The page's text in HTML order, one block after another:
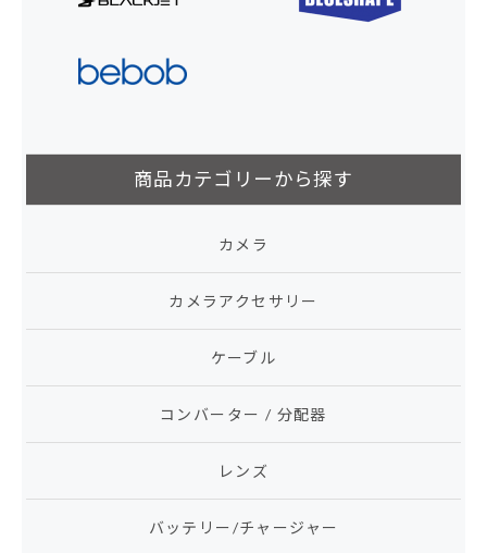
商品カテゴリーから探す
カメラ
カメラアクセサリー
ケーブル
コンバーター / 分配器
レンズ
バッテリー/チャージャー